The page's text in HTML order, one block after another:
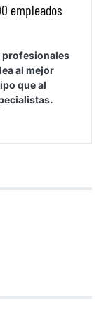
empleados
profesionales
al mejor
que al